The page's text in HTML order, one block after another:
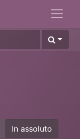
In assoluto